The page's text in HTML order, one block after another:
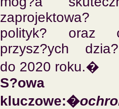
zaprojektowa?
polityk? oraz
przysz?ych
do 2020 roku.�
S?owa
kluczowe:�